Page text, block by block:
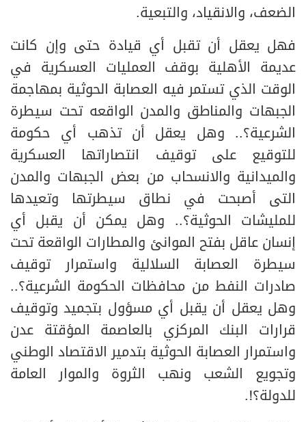
الضعف، والانقياد، والتبعية.
فهل يعقل أن تقبل أي قيادة حتى وإن كانت
عديمة الأهلية بوقف العمليات العسكرية في
الوقت الذي تستمر فيه العصابة الحوثية بمهاجمة
الجبهات والمناطق والمدن الواقعه تحت سيطرة
الشرعية؟.. وهل يعقل أن تذهب أي حكومة
للتوقيع على توقيف انتصاراتها العسكرية
والميدانية والانسحاب من بعض الجبهات والمدن
التى أصبحت في نطاق سيطرتها وتعيدها
للمليشات الحوثية؟.. وهل يمكن أن يقبل أي
إنسان عاقل بفتح الموانئ والمطارات الواقعة تحت
سيطرة العصابة السلالية واستمرار توقيف
صادرات النفط من محافظات الحكومة الشرعية؟..
وهل يعقل أن يقبل أي مسؤول بتجميد وتوقيف
قرارات البنك المركزي بالعاصمة المؤقتة عدن
واستمرار العصابة الحوثية بتدمير الاقتصاد الوطني
وتجويع الشعب ونهب الثروة والموار العامة
للدولة؟!.